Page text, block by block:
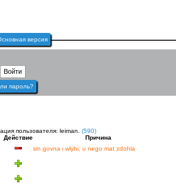
версия
пароль?
пользователя: leiman. (590)
Действие
Причина
sin govna i wlyhi, u nego mat zdohla